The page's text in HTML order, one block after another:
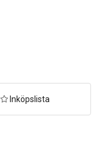
Inköpslista